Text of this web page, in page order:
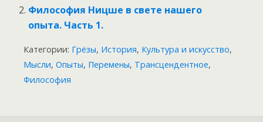
Философия Ницше в свете нашего
опыта. Часть 1.
Категории: Грёзы, История, Культура и искусство,
Мысли, Опыты, Перемены, Трансцендентное,
Философия